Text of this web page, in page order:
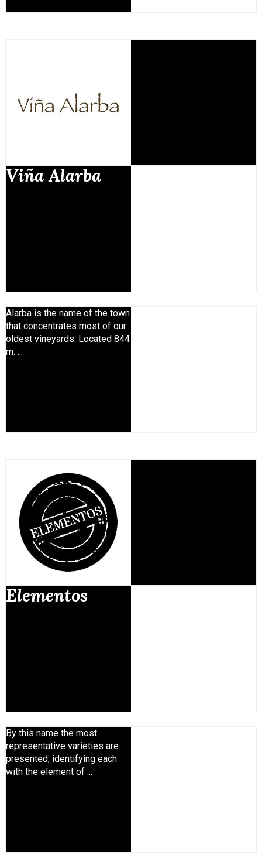
Viña Alarba
Alarba is the name of the town
that concentrates most of our
oldest vineyards. Located 844
m. ...
Elementos
By this name the most
representative varieties are
presented, identifying each
with the element of ...